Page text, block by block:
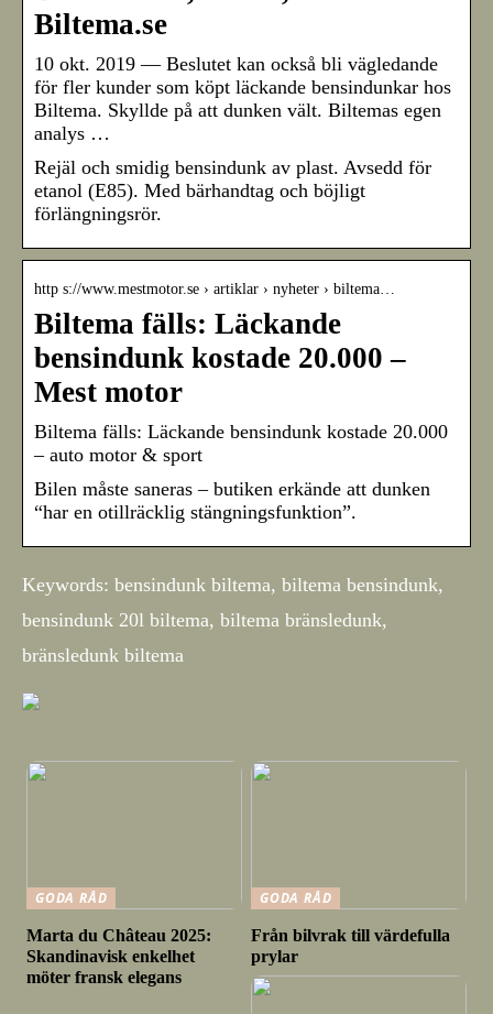
Biltema.se
10 okt. 2019 — Beslutet kan också bli vägledande
för fler kunder som köpt läckande bensindunkar hos
Biltema. Skyllde på att dunken vält. Biltemas egen
analys …
Rejäl och smidig bensindunk av plast. Avsedd för
etanol (E85). Med bärhandtag och böjligt
förlängningsrör.
http s://www.mestmotor.se › artiklar › nyheter › biltema…
Biltema fälls: Läckande
bensindunk kostade 20.000 –
Mest motor
Biltema fälls: Läckande bensindunk kostade 20.000
– auto motor & sport
Bilen måste saneras – butiken erkände att dunken
“har en otillräcklig stängningsfunktion”.
Keywords: bensindunk biltema, biltema bensindunk,
bensindunk 20l biltema, biltema bränsledunk,
bränsledunk biltema
GODA RÅD
Marta du Château 2025:
Skandinavisk enkelhet
möter fransk elegans
GODA RÅD
Från bilvrak till värdefulla
prylar